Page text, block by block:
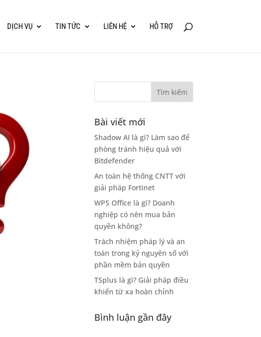
DỊCH VỤ TIN TỨC LIÊN HỆ HỖ TRỢ
Bài viết mới
Shadow AI là gì? Làm sao để
phòng tránh hiệu quả với
Bitdefender
An toàn hệ thống CNTT với
giải pháp Fortinet
WPS Office là gì? Doanh
nghiệp có nên mua bản
quyền không?
Trách nhiệm pháp lý và an
toàn trong kỷ nguyên số với
phần mềm bản quyền
TSplus là gì? Giải pháp điều
khiển từ xa hoàn chỉnh
Bình luận gần đây